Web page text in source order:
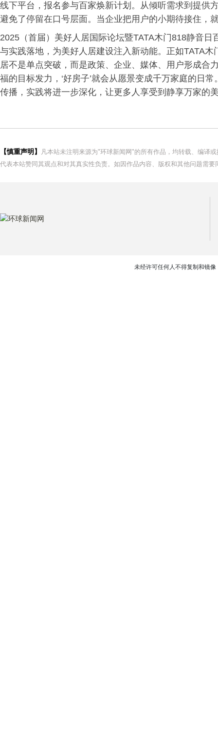
线下平台，报名参与百家焕新计划。从倾听需求到提供
避免了停留在口号层面。当企业把用户的小期待接住，
2025（首届）美好人居国际论坛暨TATA木门818静音
与实践落地，为美好人居建设注入新动能。正如TATA
居不是单点突破，而是政策、企业、媒体、用户形成合
福的目标发力，‘好房子’就会从愿景变成千万家庭的日
传播，实践将进一步深化，让更多人享受到静享万家的
【慎重声明】
凡本站未注明来源为"环球新闻网"的所有作品，均转载、编译
代表本站赞同其观点和对其真实性负责。如因作品内容、版权和其他问题需
未经许可任何人不得复制和镜